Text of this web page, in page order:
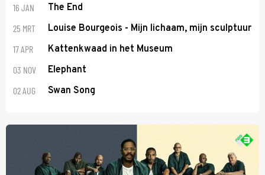
16 JAN The End
25 MRT Louise Bourgeois - Mijn lichaam, mijn sculptuur
17 APR Kattenkwaad in het Museum
03 NOV Elephant
02 AUG Swan Song